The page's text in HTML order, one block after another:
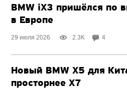
BMW iX3 пришёлся по
в Европе
29 июля 2026 2.3K 4
Новый BMW X5 для
просторнее X7